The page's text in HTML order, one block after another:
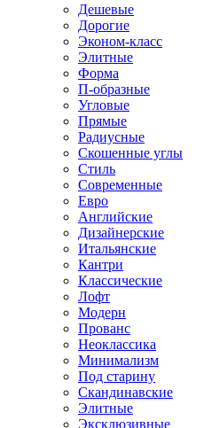
Дешевые
Дорогие
Эконом-класс
Элитные
Форма
П-образные
Угловые
Прямые
Радиусные
Скошенные углы
Стиль
Современные
Евро
Английские
Дизайнерские
Итальянские
Кантри
Классические
Лофт
Модерн
Прованс
Неоклассика
Минимализм
Под старину
Скандинавские
Элитные
Эксклюзивные